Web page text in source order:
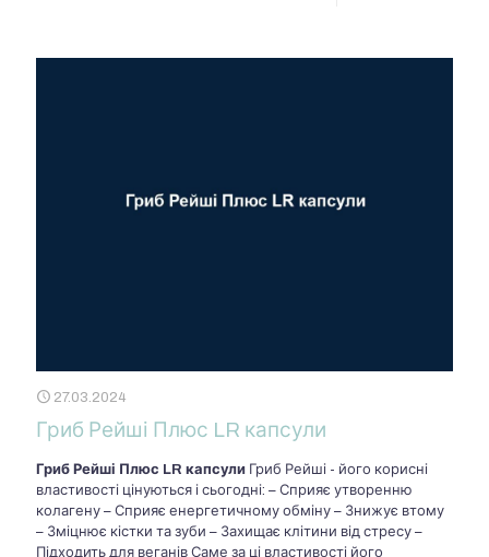
27.03.2024
Гриб Рейші Плюс LR капсули
Гриб Рейші Плюс LR капсули Гриб Рейші - його корисні
властивості цінуються і сьогодні: – Сприяє утворенню
колагену – Сприяє енергетичному обміну – Знижує втому
– Зміцнює кістки та зуби – Захищає клітини від стресу –
Підходить для веганів Саме за ці властивості його